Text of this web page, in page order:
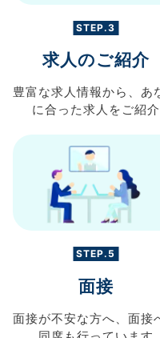
STEP.3
求人のご紹介
豊富な求人情報から、 あ
に合った求人を ご紹介
STEP.5
面接
面接が不安な方へ、 面接